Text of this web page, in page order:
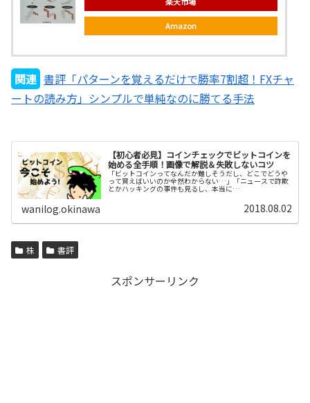
Amazon
関連 書評「パターンを覚えるだけで勝率7割超！FXチャ
ートの読み方」シンプルで単純なのに勝てる手法
【初心者必見】コインチェックでビットコインを
始める全手順！画像で解説＆失敗しないコツ
「ビットコインってなんだか難しそうだし、どこでどうや
って買えばいいのか全然わからない…」「ニュースで詐欺
とかハッキングの事件も見るし、本当に…
wanilog.okinawa 2018.08.02
株 書評
スポンサーリンク